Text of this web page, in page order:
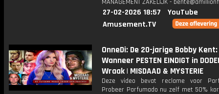
MANAGEMENT ZAKELIJK -
27-02-2026 18:57
YouTube
Amusement.TV
OnneDi: De 20-jarige Bobby Kent:
Wanneer PESTEN EINDIGT in
Wraak | MISDAAD & MYSTERIE
Deze video bevat reclame voor
Probeer Parfumado nu zelf met 50%